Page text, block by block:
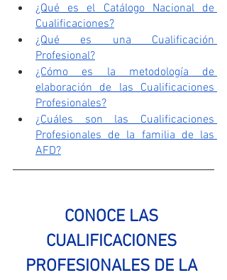
¿Qué es el Catálogo Nacional de
Cualificaciones?
¿Qué es una Cualificación
Profesional?
¿Cómo es la metodología de
elaboración de las Cualificaciones
Profesionales?
¿Cuáles son las Cualificaciones
Profesionales de la familia de las
AFD?
CONOCE LAS
CUALIFICACIONES
PROFESIONALES DE LA